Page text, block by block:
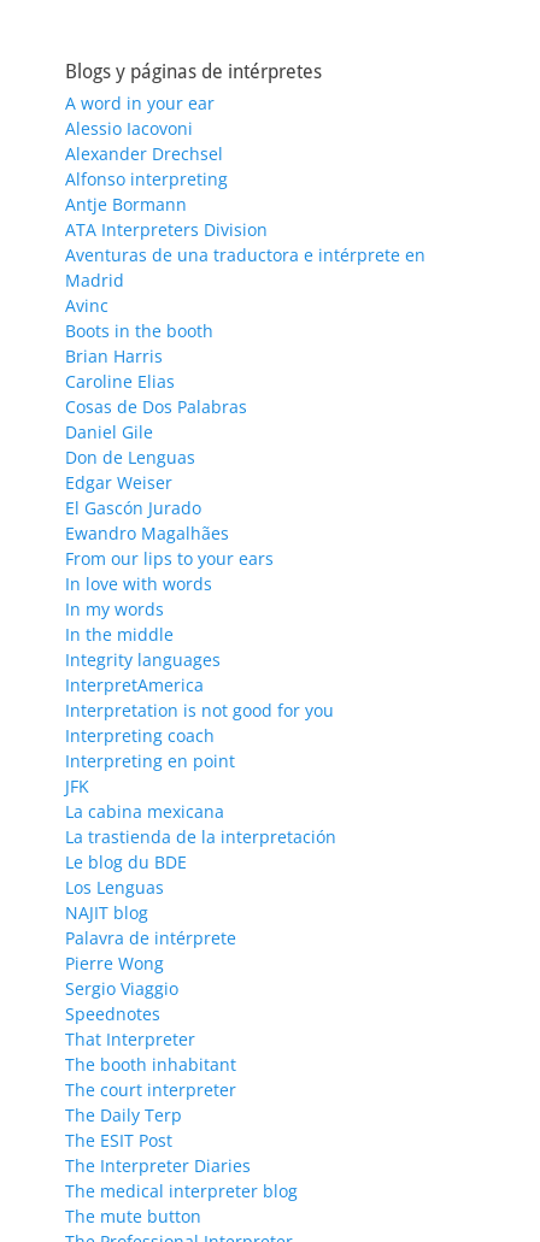
Blogs y páginas de intérpretes
A word in your ear
Alessio Iacovoni
Alexander Drechsel
Alfonso interpreting
Antje Bormann
ATA Interpreters Division
Aventuras de una traductora e intérprete en
Madrid
Avinc
Boots in the booth
Brian Harris
Caroline Elias
Cosas de Dos Palabras
Daniel Gile
Don de Lenguas
Edgar Weiser
El Gascón Jurado
Ewandro Magalhães
From our lips to your ears
In love with words
In my words
In the middle
Integrity languages
InterpretAmerica
Interpretation is not good for you
Interpreting coach
Interpreting en point
JFK
La cabina mexicana
La trastienda de la interpretación
Le blog du BDE
Los Lenguas
NAJIT blog
Palavra de intérprete
Pierre Wong
Sergio Viaggio
Speednotes
That Interpreter
The booth inhabitant
The court interpreter
The Daily Terp
The ESIT Post
The Interpreter Diaries
The medical interpreter blog
The mute button